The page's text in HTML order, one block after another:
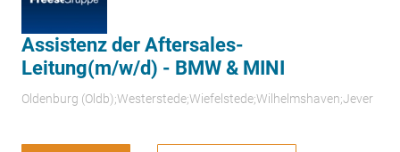
Assistenz der Aftersales-
Leitung(m/w/d) - BMW & MINI
Oldenburg (Oldb);Westerstede;Wiefelstede;Wilhelmshaven;Jever